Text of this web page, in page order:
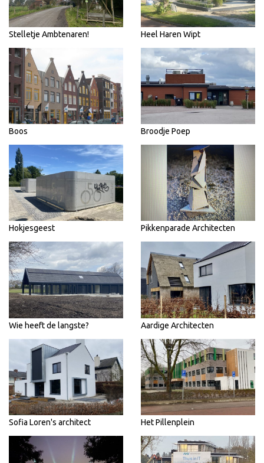
Stelletje Ambtenaren! Heel Haren Wipt
Boos Broodje Poep
Hokjesgeest Pikkenparade Architecten
Wie heeft de langste? Aardige Architecten
Sofia Loren's architect Het Pillenplein